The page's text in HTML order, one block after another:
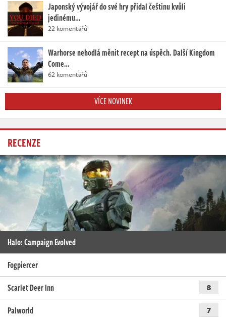
Japonský vývojář do své hry přidal češtinu kvůli
jedinému…
22 komentářů
Warhorse nehodlá měnit recept na úspěch. Další Kingdom
Come…
62 komentářů
VÍCE NOVINEK
RECENZE
Halo: Campaign Evolved
Fogpiercer
Scarlet Deer Inn
8
Palworld 7